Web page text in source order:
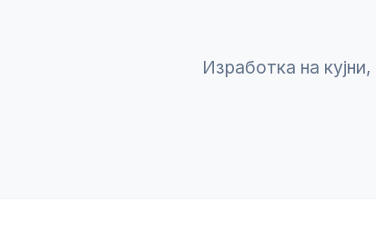
Изработка на